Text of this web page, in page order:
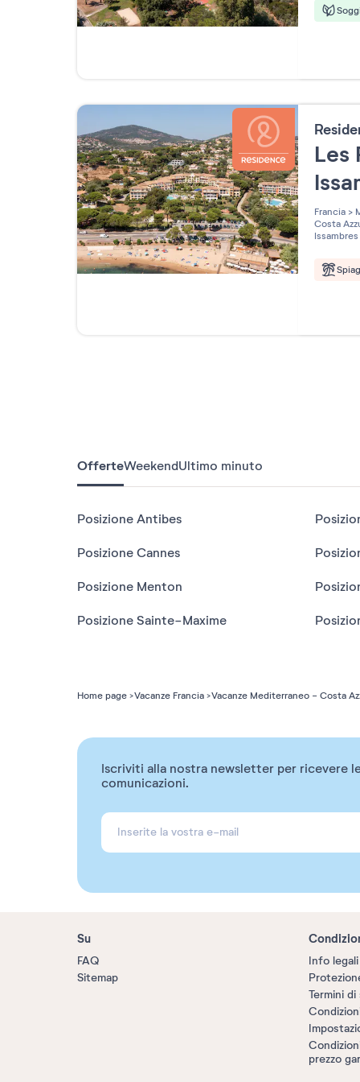
Les
Francia >
Costa
Issambres
OfferteWeekendUltimo minuto
Posizione Antibes
Posizione Cannes
Posizione Menton
Posizione Sainte-Maxime
Home page Vacanze Francia Vacanze Mediterraneo - Costa
Iscriviti alla nostra newsletter per ricevere
comunicazioni.
Su
FAQ
Sitemap
Info legali
Termini di
prezzo